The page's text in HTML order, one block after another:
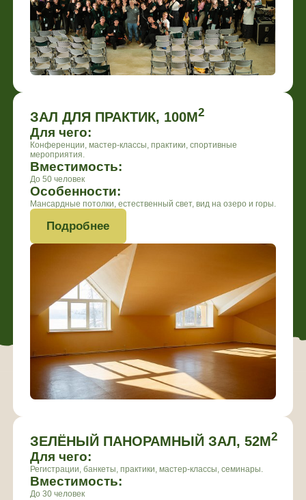
Подробнее
ЗЕЛЁНЫЙ ПАНОРАМНЫЙ ЗАЛ, 52М
Для чего:
Регистрации, банкеты, практики, мастер-классы, семинары.
Вместимость:
До 30 человек
Особенности:
Отдельная терраса, панорамные окна с видом на озеро.
БАНКЕТНЫЙ ЗАЛ
Для чего:
Регистрации, банкеты, практики, мастер-классы, семинары.
Вместимость:
До 120 человек
Особенности:
Отдельная терраса, панорамные окна с видом на озеро.